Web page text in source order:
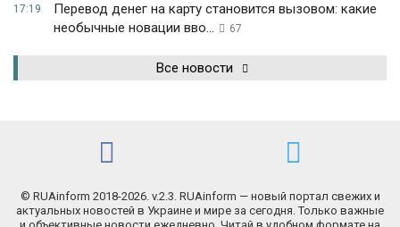
17:19
Перевод денег на карту становится вызовом: какие
необычные новации вво...
67
Все новости
© RUAinform 2018-2026. v.2.3. RUAinform — новый портал свежих и
актуальных новостей в Украине и мире за сегодня. Только важные